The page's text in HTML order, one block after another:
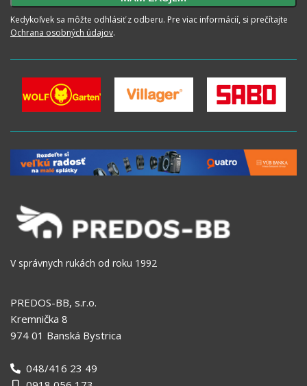
Kedykoľvek sa môžte odhlásiť z odberu. Pre viac informácií, si prečítajte
Ochrana osobných údajov.
V správnych rukách od roku 1992
PREDOS-BB, s.r.o.
Kremnička 8
974 01 Banská Bystrica
048/416 23 49